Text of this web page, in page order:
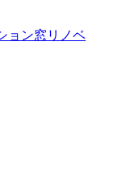
ョン窓リノベ